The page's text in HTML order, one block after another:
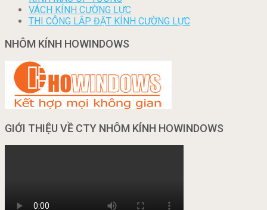
VÁCH KÍNH CƯỜNG LỰC
THI CÔNG LẮP ĐẶT KÍNH CƯỜNG LỰC
NHÔM KÍNH HOWINDOWS
GIỚI THIỆU VỀ CTY NHÔM KÍNH HOWINDOWS